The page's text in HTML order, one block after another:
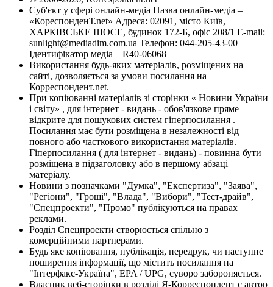
Суб'єкт у сфері онлайн-медіа Назва онлайн-медіа –
«КореспонденТ.net» Адреса: 02091, місто Київ,
ХАРКІВСЬКЕ ШОСЕ, будинок 172-Б, офіс 208/1 E-mail:
sunlight@mediadim.com.ua Телефон: 044-205-43-00
Ідентифікатор медіа – R40-06068
Використання будь-яких матеріалів, розміщених на
сайті, дозволяється за умови посилання на
Корреспондент.net.
При копіюванні матеріалів зі сторінки « Новини України
і світу» , для інтернет - видань - обов'язкове пряме
відкрите для пошукових систем гіперпосилання .
Посилання має бути розміщена в незалежності від
повного або часткового використання матеріалів.
Гіперпосилання ( для інтернет - видань) - повинна бути
розміщена в підзаголовку або в першому абзаці
матеріалу.
Новини з позначками "Думка", "Експертиза", "Заява",
"Регіони", "Гроші", "Влада", "Вибори", "Тест-драйв",
"Спецпроекти", "Промо" публікуються на правах
реклами.
Розділ Спецпроекти створюється спільно з
комерційними партнерами.
Будь яке копіювання, публікація, передрук, чи наступне
поширення інформації, що містить посилання на
"Інтерфакс-Україна", EPA / UPG, суворо забороняється.
Власник веб-сторінки в розділі Я-Корреспондент є автор